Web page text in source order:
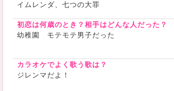
イムレンダ、七つの大罪
初恋は何歳のとき？相手はどんな人だった？
幼稚園 モテモテ男子だった
カラオケでよく歌う歌は？
ジレンマだよ！